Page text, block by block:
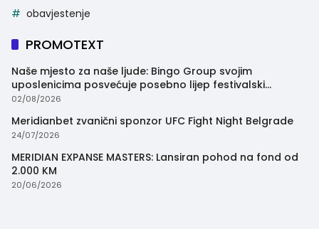
obavjestenje
PROMOTEXT
Naše mjesto za naše ljude: Bingo Group svojim
uposlenicima posvećuje posebno lijep festivalski
trenutak
02/08/2026
Meridianbet zvanični sponzor UFC Fight Night Belgrade
24/07/2026
MERIDIAN EXPANSE MASTERS: Lansiran pohod na fond od
2.000 KM
20/06/2026